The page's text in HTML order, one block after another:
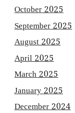
October 2025
September 2025
August 2025
April 2025
March 2025
January 2025
December 2024